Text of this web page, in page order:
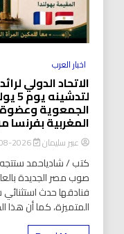
اخبار العرب
الاتحاد الدولي
الجمعوية وعضوة
المغربية بفرنسا
عبير سليمان 2026-08-03
صوب مصر الجديدة
فنادقها حدث
المتميزة، كما أن